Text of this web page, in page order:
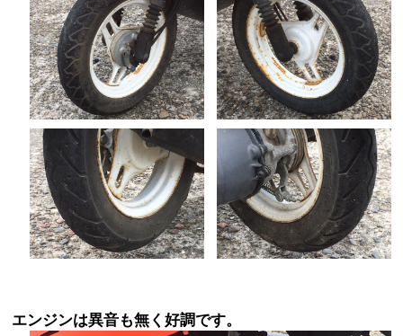
エンジンは異音も無く好調です。